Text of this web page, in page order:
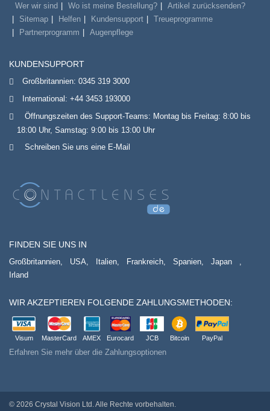
Wer wir sind Wo ist meine Bestellung?
Artikel zurücksenden?
Sitemap
Helfen Kundensupport
Treueprogramme
Partnerprogramm
Augenpflege
KUNDENSUPPORT
Großbritannien: 0345 319 3000
International: +44 3453 193000
Öffnungszeiten des Support-Teams: Montag bis Freitag: 8:00 bis
18:00 Uhr, Samstag: 9:00 bis 13:00 Uhr
Schreiben Sie uns eine E-Mail
FINDEN SIE UNS IN
Großbritannien, USA, Italien, Frankreich, Spanien, Japan
Irland
WIR AKZEPTIEREN FOLGENDE ZAHLUNGSMETHODEN:
Visum MasterCard AMEX Eurocard JCB Bitcoin PayPal
Erfahren Sie mehr über die Zahlungsoptionen
© 2026 Crystal Vision Ltd. Alle Rechte vorbehalten.